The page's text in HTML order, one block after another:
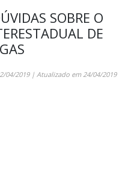
SOBRE O
DE
04/2019| Atualizado em24/04/2019